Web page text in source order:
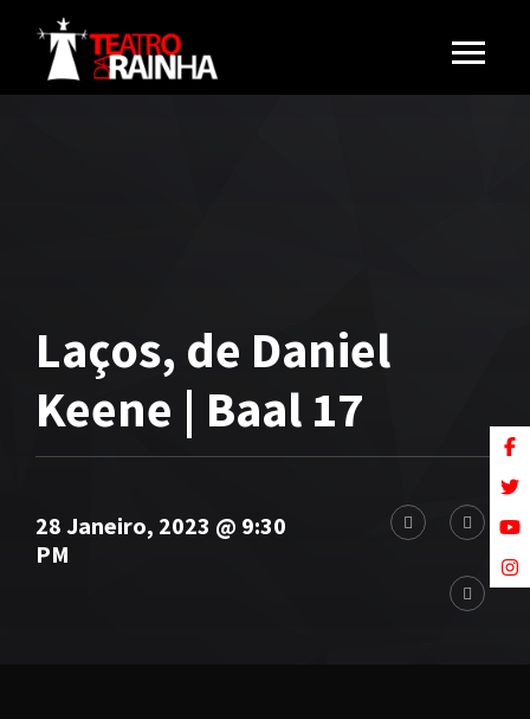
Laços, de Daniel
Keene | Baal 17
28 Janeiro, 2023 @ 9:30
PM